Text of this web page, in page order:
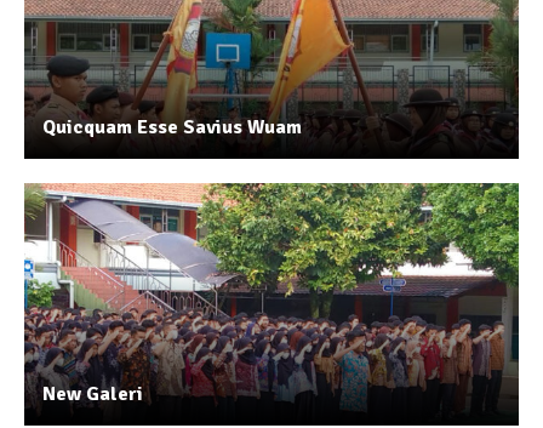
Quicquam Esse Savius Wuam
New Galeri